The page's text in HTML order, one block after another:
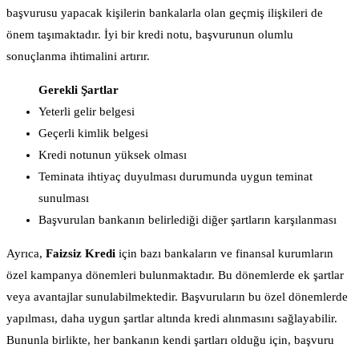
başvurusu yapacak kişilerin bankalarla olan geçmiş ilişkileri de
önem taşımaktadır. İyi bir kredi notu, başvurunun olumlu
sonuçlanma ihtimalini artırır.
Gerekli Şartlar
Yeterli gelir belgesi
Geçerli kimlik belgesi
Kredi notunun yüksek olması
Teminata ihtiyaç duyulması durumunda uygun teminat
sunulması
Başvurulan bankanın belirlediği diğer şartların karşılanması
Ayrıca, Faizsiz Kredi için bazı bankaların ve finansal kurumların
özel kampanya dönemleri bulunmaktadır. Bu dönemlerde ek şartlar
veya avantajlar sunulabilmektedir. Başvuruların bu özel dönemlerde
yapılması, daha uygun şartlar altında kredi alınmasını sağlayabilir.
Bununla birlikte, her bankanın kendi şartları olduğu için, başvuru